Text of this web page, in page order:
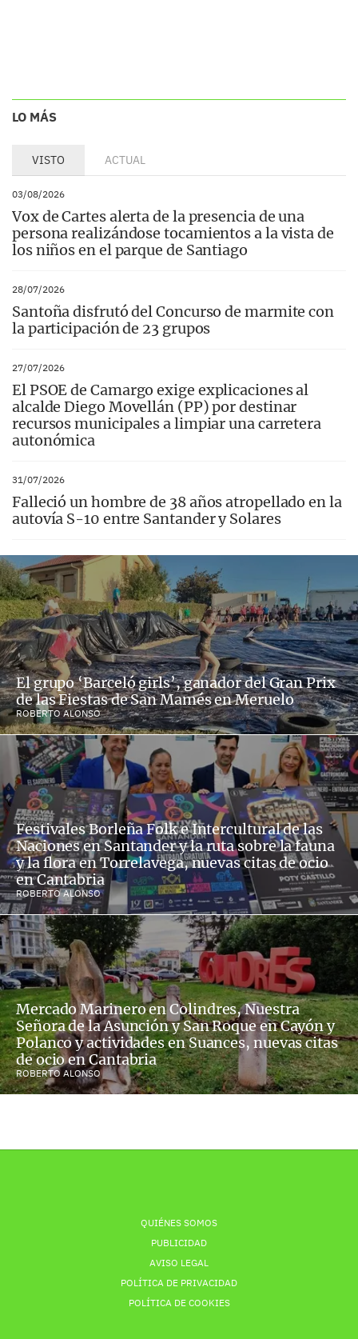
LO MÁS
VISTO ACTUAL
03/08/2026
Vox de Cartes alerta de la presencia de una
persona realizándose tocamientos a la vista de
los niños en el parque de Santiago
28/07/2026
Santoña disfrutó del Concurso de marmite con
la participación de 23 grupos
27/07/2026
El PSOE de Camargo exige explicaciones al
alcalde Diego Movellán (PP) por destinar
recursos municipales a limpiar una carretera
autonómica
31/07/2026
Falleció un hombre de 38 años atropellado en la
autovía S-10 entre Santander y Solares
El grupo ‘Barceló girls’, ganador del Gran Prix
de las Fiestas de San Mamés en Meruelo
ROBERTO ALONSO
Festivales Borleña Folk e Intercultural de las
Naciones en Santander y la ruta sobre la fauna
y la flora en Torrelavega, nuevas citas de ocio
en Cantabria
ROBERTO ALONSO
Mercado Marinero en Colindres, Nuestra
Señora de la Asunción y San Roque en Cayón y
Polanco y actividades en Suances, nuevas citas
de ocio en Cantabria
ROBERTO ALONSO
QUIÉNES SOMOS
PUBLICIDAD
AVISO LEGAL
POLÍTICA DE PRIVACIDAD
POLÍTICA DE COOKIES